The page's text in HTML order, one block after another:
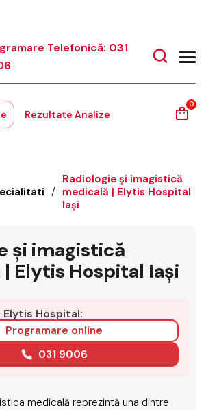
Telefonică: 031
Rezultate Analize
0
/
Radiologie și imagistică
medicală | Elytis Hospital
Iași
și imagistică
Elytis Hospital Iași
Elytis Hospital:
Programare online
031 9006
medicală reprezintă una dintre